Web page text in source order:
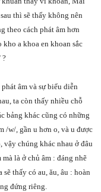
thì sẽ thấy không nên
theo cách phát âm hơn
a khoa en khoan sắc
?
âm và sự biểu diễn
ta còn thấy nhiều chỗ
bảng khác cũng có những
/w/, gần u hơn o, và u được
vậy chúng khác nhau ở đâu
là ở chủ âm : đáng nhẽ
thấy có au, ău, âu : hoàn
đứng riêng.